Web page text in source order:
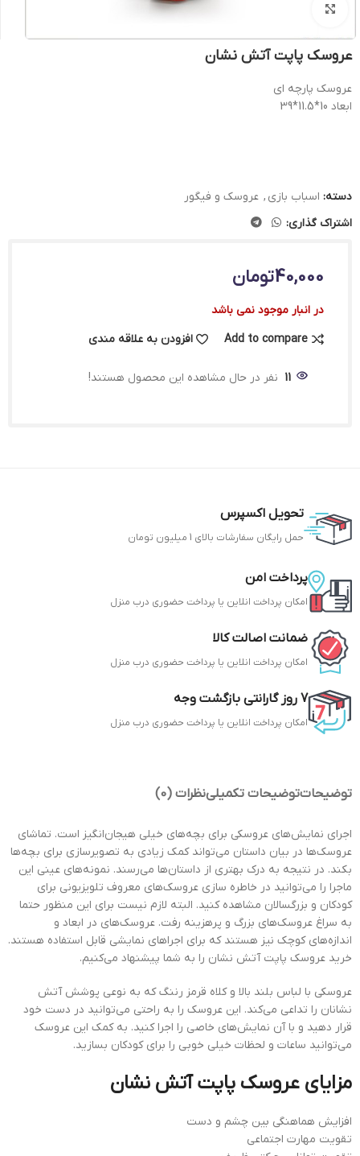
عروسک پاپت آتش نشان
عروسک پارچه ای
ابعاد 10*11.5*39
دسته: اسباب بازی , عروسک و فیگور
اشتراک گذاری:
40,000تومان
در انبار موجود نمی باشد
Add to compare
افزودن به علاقه مندی
11 نفر در حال مشاهده این محصول هستند!
تحویل اکسپرس
حمل رایگان سفارشات بالای 1 میلیون تومان
پرداخت امن
امکان پرداخت انلاین یا پرداخت حضوری درب منزل
ضمانت اصالت کالا
امکان پرداخت انلاین یا پرداخت حضوری درب منزل
7 روز گارانتی بازگشت وجه
امکان پرداخت انلاین یا پرداخت حضوری درب منزل
توضیحاتتوضیحات تکمیلینظرات (0)
اجرای نمایش‌های عروسکی برای بچه‌های خیلی هیجان‌انگیز است. تماشای
عروسک‌ها در بیان داستان می‌تواند کمک زیادی به تصویرسازی برای بچه‌ها
بکند. در نتیجه به درک بهتری از داستان‌ها می‌رسند. نمونه‌های عینی این
ماجرا را می‌توانید در خاطره سازی عروسک‌های معروف تلویزیونی برای
کودکان و بزرگسالان مشاهده کنید. البته لازم نیست برای این منظور حتما
به سراغ عروسک‌های بزرگ و پرهزینه رفت. عروسک‌های در ابعاد و
اندازه‌های کوچک نیز هستند که برای اجراهای نمایشی قابل استفاده هستند.
خرید عروسک پاپت آتش نشان را به شما پیشنهاد می‌کنیم.
عروسکی با لباس بلند بالا و کلاه قرمز رننگ که به نوعی پوشش آتش
نشانان را تداعی می‌کند. این عروسک را به راحتی می‌توانید در دست خود
قرار دهید و با آن نمایش‌های خاصی را اجرا کنید. به کمک این عروسک
می‌توانید ساعات و لحظات خیلی خوبی را برای کودکان بسازید.
مزایای عروسک پاپت آتش نشان
افزایش هماهنگی بین چشم و دست
تقویت مهارت اجتماعی